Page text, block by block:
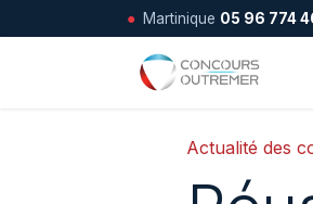
● Martinique 05 96 774
Se rendre au contenu
Actualité des